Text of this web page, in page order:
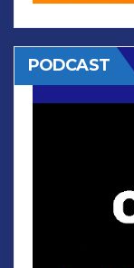
PODCAST